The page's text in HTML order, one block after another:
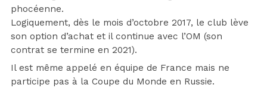
phocéenne.
Logiquement, dès le mois d’octobre 2017, le club lève
son option d’achat et il continue avec l’OM (son
contrat se termine en 2021).
Il est même appelé en équipe de France mais ne
participe pas à la Coupe du Monde en Russie.